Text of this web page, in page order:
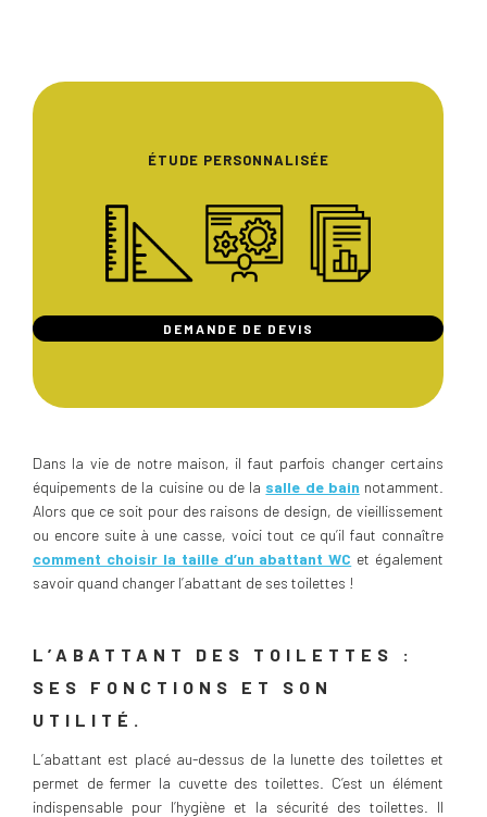
ÉTUDE PERSONNALISÉE
DEMANDE DE DEVIS
Dans la vie de notre maison, il faut parfois changer certains
équipements de la cuisine ou de la salle de bain notamment.
Alors que ce soit pour des raisons de design, de vieillissement
ou encore suite à une casse, voici tout ce qu’il faut connaître
comment choisir la taille d’un abattant WC et également
savoir quand changer l’abattant de ses toilettes !
L’ABATTANT DES TOILETTES :
SES FONCTIONS ET SON
UTILITÉ.
L’abattant est placé au-dessus de la lunette des toilettes et
permet de fermer la cuvette des toilettes. C’est un élément
indispensable pour l’hygiène et la sécurité des toilettes. Il